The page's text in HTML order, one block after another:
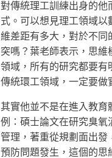
對傳統理工訓練出身的他
式。可以想見理工領域以
維差距有多大，對於不同
突嗎？葉老師表示，思
領域，所有的研究都要有
傳統環工領域，一定要做
其實他並不是在進入教育
例：碩士論文在研究臭氧
管理，著重從規劃面出
預防問題發生，這個的思